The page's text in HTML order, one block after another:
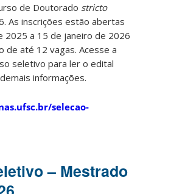
de Doutorado stricto
As inscrições estão abertas
2025 a 15 de janeiro de 2026
de até 12 vagas. Acesse a
seletivo para ler o edital
informações.
selecao-
– Mestrado